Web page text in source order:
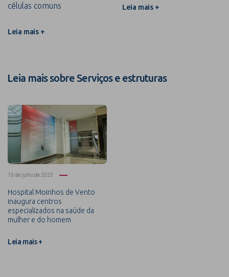
células comuns
Leia mais +
Leia mais +
Leia mais sobre Serviços e estruturas
15 de julho de 2023
Hospital Moinhos de Vento
inaugura centros
especializados na saúde da
mulher e do homem
Leia mais +